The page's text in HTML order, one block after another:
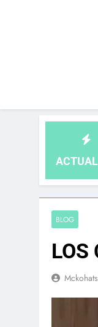
CIUDAD MÁS
BLOG
LOS